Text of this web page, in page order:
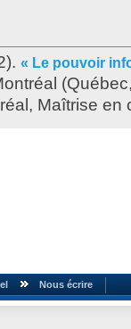
« Le pouvoir
Maîtrise en
Nous écrire